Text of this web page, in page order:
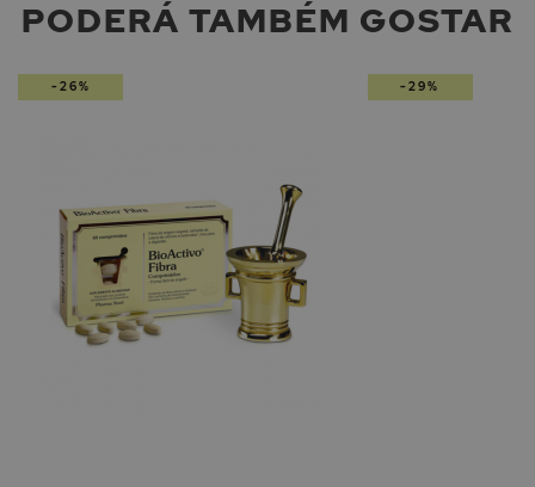
PODERÁ TAMBÉM GOSTAR
-26% -29%